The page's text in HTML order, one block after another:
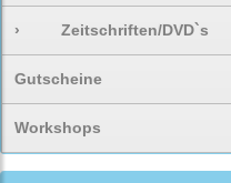
› Zeitschriften/DVD`s
Gutscheine
Workshops